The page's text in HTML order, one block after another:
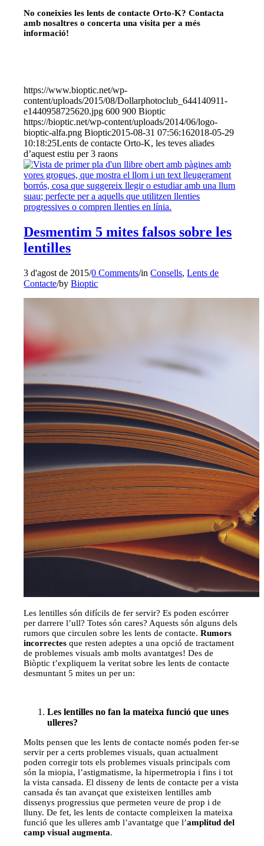
No coneixies les lents de contacte Orto-K? Contacta
amb nosaltres o concerta una visita per a més
informació!
https://www.bioptic.net/wp-
content/uploads/2015/08/Dollarphotoclub_644140911-
e1440958725620.jpg 600 900 Bioptic
https://bioptic.net/wp-content/uploads/2014/06/logo-
bioptic-alfa.png Bioptic2015-08-31 07:56:162018-05-29
10:18:25Lents de contacte Orto-K, les teves aliades
d’aquest estiu per 3 raons
Desmentim 5 mites falsos sobre les
lentilles
3 d'agost de 2015/0 Comments/inConsells,Lents de
Contacte/byBioptic
Les lentilles són difícils de fer servir? Es poden escórrer
per darrere l’ull? Totes són cares? Aquests són alguns dels
rumors que circulen sobre les lents de contacte.Rumors
incorrectes que resten adeptes a una opció de tractament
de problemes visuals amb molts avantatges! Des de
Biòptic t’expliquem la veritat sobre les lents de contacte
desmuntant 5 mites un per un:
Les lentilles no fan la mateixa funció que unes
ulleres?
Molts pensen que les lents de contacte només poden fer-se
servir per a certs problemes visuals, quan actualment
poden corregir tots els problemes visuals principals com
són la miopia, l’astigmatisme, la hipermetropia i fins i tot
la vista cansada. El disseny de lents de contacte per a vista
cansada és tan avançat que existeixen lentilles amb
dissenys progressius que permeten veure de prop i de
lluny. De fet, les lents de contacte compleixen la mateixa
funció que les ulleres amb l’avantatge que l’amplitud del
camp visual augmenta.